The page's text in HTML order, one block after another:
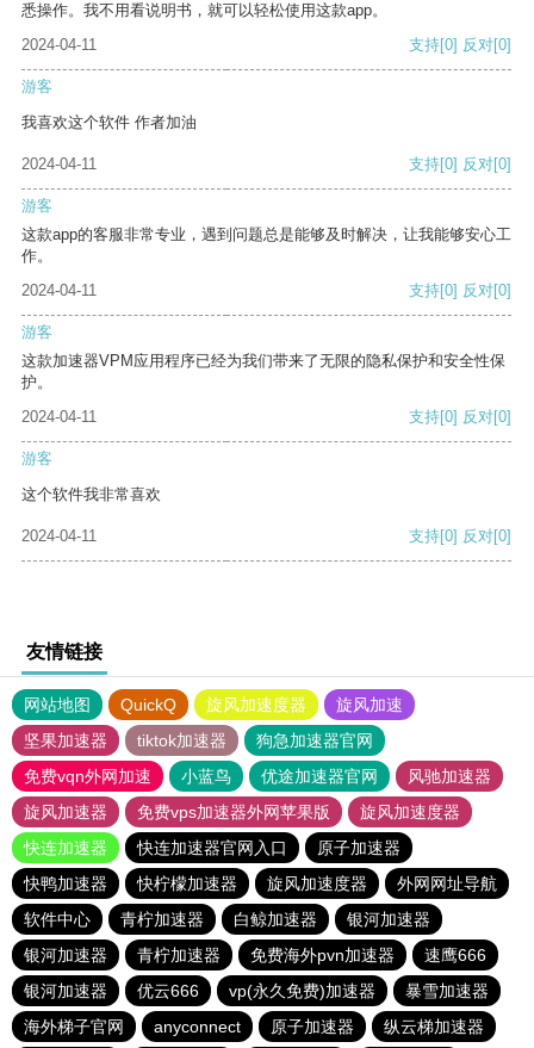
悉操作。我不用看说明书，就可以轻松使用这款app。
2024-04-11
支持[0] 反对[0]
游客
我喜欢这个软件 作者加油
2024-04-11 支持[0] 反对[0]
游客
这款app的客服非常专业，遇到问题总是能够及时解决，让我能够安心工
作。
2024-04-11
支持[0] 反对[0]
游客
这款加速器VPM应用程序已经为我们带来了无限的隐私保护和安全性保
护。
2024-04-11
支持[0] 反对[0]
游客
这个软件我非常喜欢
2024-04-11 支持[0] 反对[0]
友情链接
网站地图 QuickQ 旋风加速度器
旋风加速
坚果加速器
tiktok加速器
狗急加速器官网
免费vqn外网加速
小蓝鸟 优途加速器官网
风驰加速器
旋风加速器
免费vps加速器外网苹果版
旋风加速度器
快连加速器
快连加速器官网入口
原子加速器
快鸭加速器
快柠檬加速器 旋风加速度器
外网网址导航
软件中心
青柠加速器 白鲸加速器
银河加速器
银河加速器
青柠加速器 免费海外pvn加速器
速鹰666
银河加速器
优云666 vp(永久免费)加速器
暴雪加速器
海外梯子官网
anyconnect 原子加速器 纵云梯加速器